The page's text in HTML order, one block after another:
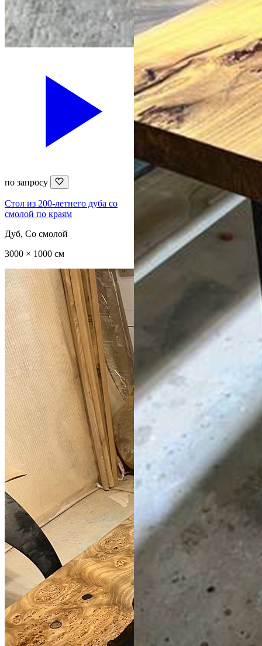
по запросу
Стол из 200-летнего дуба со
смолой по краям
Дуб, Со смолой
3000 × 1000 см